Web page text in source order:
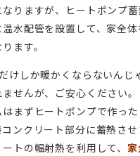
りますが、ヒートポンプ
水配管を設置して、家全
ます。
けしか暖かくならないんじ
せんが、ご安心ください。
まずヒートポンプで作っ
ンクリート部分に蓄熱させ
トの輻射熱を利用して、